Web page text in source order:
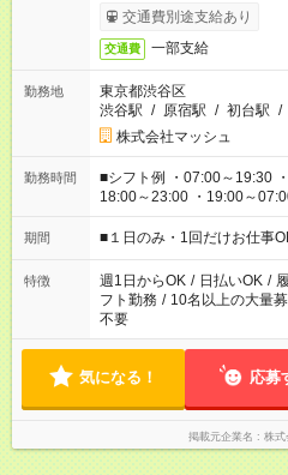
交通費別途支給あり
交通費 一部支給
勤務地
東京都渋谷区
渋谷駅 / 原宿駅 / 初台駅 /
株式会社マッシュ
勤務時間
■シフト例 ・07:00～19:30
18:00～23:00 ・19:00～
etc ★最短で3時間で5,120円のお仕事から 15時間で2万円近く稼
げるお仕事も！ ご希望のお時間に合わせてご紹介！ ※シフトは
ください！
期間 ■１日のみ・1回だけお仕事
特徴 週1日からOK / 日払いOK /
フト勤務 / 10名以上の大量
不要
気になる！ 応募
掲載元企業名 株式